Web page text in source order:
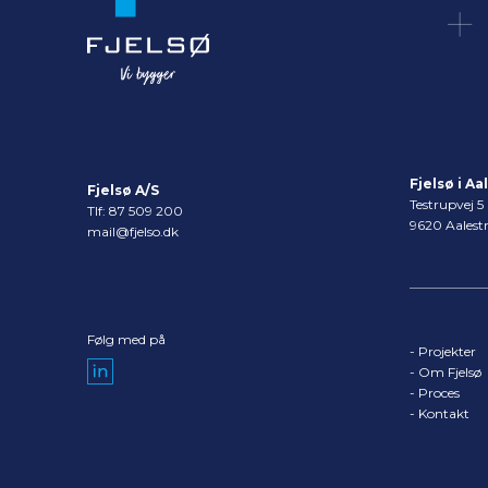
Fjelsø A/S
Tlf: 87 509 200
mail@fjelso.dk
Følg med på
Fjelsø i
Testrupvej 5
9620
- Projekter
- Om Fjelsø
- Proces
- Kontakt